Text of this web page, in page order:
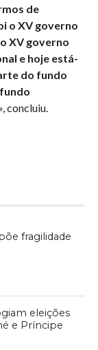
de
o XV governo
XV governo
e hoje está-
do fundo
concluiu.
fragilidade
eleições
e Príncipe